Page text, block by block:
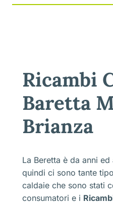
Ricambi
Baretta
Brianza
La Beretta è da anni
quindi ci sono tante
caldaie che sono stati
consumatori e i